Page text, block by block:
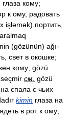
кому;
к ому, радовать
işləmək) портить,
(gözünün) ağı-
свет в окошке;
кому; gözü
seçmir см. gözü
спала с чьих
kimin глаза на
в рот к ому;